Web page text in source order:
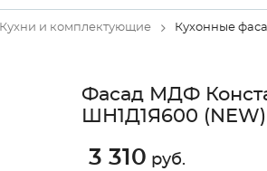
Кухни и комплектующие Кухонные
Фасад МДФ
ШН1Д1Я600
3 310 руб.